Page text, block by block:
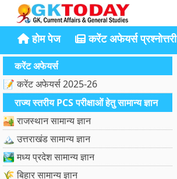
होम पेज करेंट अफेयर्स प्रश्नोत्तरी
करेंट अफेयर्स
📝 करेंट अफेयर्स 2025-26
राज्य स्तरीय PCS परीक्षाओं हेतु सामान्य ज्ञान
🏜️ राजस्थान सामान्य ज्ञान
🏔️ उत्तराखंड सामान्य ज्ञान
🏞️ मध्य प्रदेश सामान्य ज्ञान
🌾 बिहार सामान्य ज्ञान